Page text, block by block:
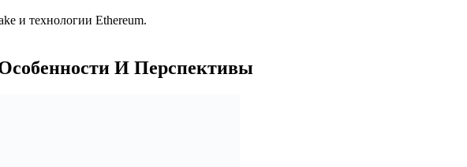
и технологии Ethereum.
И Перспективы